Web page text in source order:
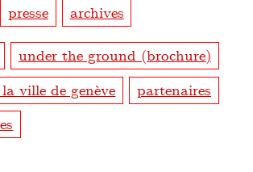
presse archives
under the ground (brochure)
ville de genève
partenaires